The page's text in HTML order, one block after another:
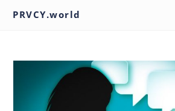
PRVCY.world